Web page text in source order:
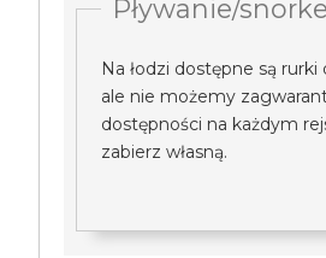
Pływanie/
Na łodzi dostępne są
ale nie możemy
dostępności na każdym
zabierz własną.